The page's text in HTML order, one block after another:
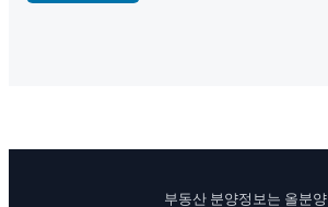
부동산 분양정보는 올분양